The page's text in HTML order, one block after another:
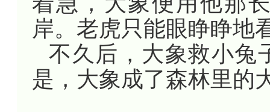
岸。老虎只能眼睁睁地
不久后，大象救小兔
是，大象成了森林里的